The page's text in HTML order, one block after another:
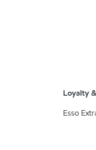
Loyalty
Esso